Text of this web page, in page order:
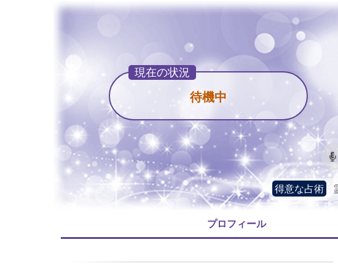
得意な占術
待機中
プロフィール